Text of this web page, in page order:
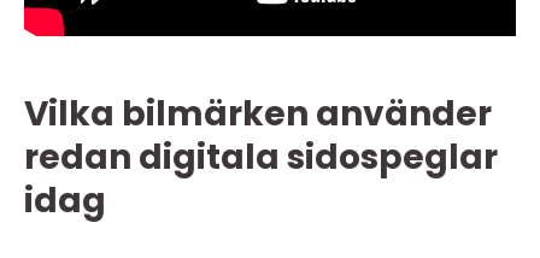
Vilka bilmärken använder
redan digitala sidospeglar
idag